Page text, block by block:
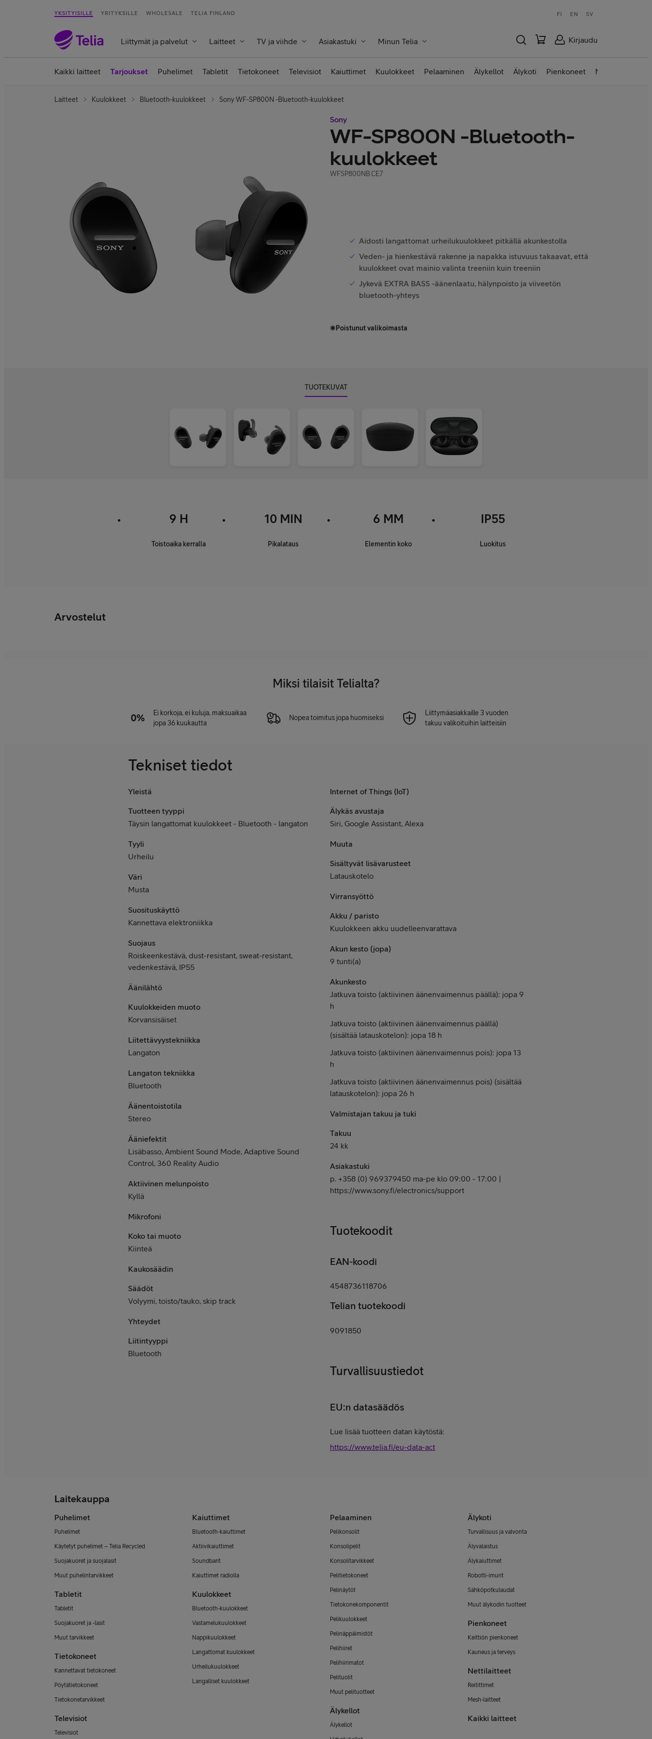
YKSITYISILLE YRITYKSILLE WHOLESALE TELIA FINLAND FI EN SV
Liittymät ja palvelut Laitteet TV ja viihde Asiakastuki Minun Telia Kirjaudu
Kaikki laitteet Tarjoukset Puhelimet Tabletit Tietokoneet Televisiot Kaiuttimet Kuulokkeet Pelaaminen Älykellot Älykoti Pienkoneet Nettilaitteet
Laitteet Kuulokkeet Bluetooth-kuulokkeet Sony WF-SP800N -Bluetooth-kuulokkeet
Sony
WF-SP800N -Bluetooth-
kuulokkeet
WFSP800NB.CE7
Aidosti langattomat urheilukuulokkeet pitkällä akunkestolla
Veden- ja hienkestävä rakenne ja napakka istuvuus takaavat, että
kuulokkeet ovat mainio valinta treeniin kuin treeniin
Jykevä EXTRA BASS -äänenlaatu, hälynpoisto ja viiveetön
bluetooth-yhteys
Poistunut valikoimasta
TUOTEKUVAT
9 H
Toistoaika kerralla
10 MIN
Pikalataus
6 MM
Elementin koko
IP55
Luokitus
Arvostelut
Miksi tilaisit Telialta?
Ei korkoja, ei kuluja, maksuaikaa
jopa 36 kuukautta
Nopea toimitus jopa huomiseksi
Liittymäasiakkaille 3 vuoden
takuu valikoituihin laitteisiin
Tekniset tiedot
Yleistä
Tuotteen tyyppi
Täysin langattomat kuulokkeet - Bluetooth - langaton
Tyyli
Urheilu
Väri
Musta
Suosituskäyttö
Kannettava elektroniikka
Suojaus
Roiskeenkestävä, dust-resistant, sweat-resistant,
vedenkestävä, IP55
Äänilähtö
Kuulokkeiden muoto
Korvansisäiset
Liitettävyystekniikka
Langaton
Langaton tekniikka
Bluetooth
Äänentoistotila
Stereo
Ääniefektit
Lisäbasso, Ambient Sound Mode, Adaptive Sound
Control, 360 Reality Audio
Aktiivinen melunpoisto
Kyllä
Mikrofoni
Koko tai muoto
Kiinteä
Kaukosäädin
Säädöt
Volyymi, toisto/tauko, skip track
Yhteydet
Liitintyyppi
Bluetooth
Internet of Things (IoT)
Älykäs avustaja
Siri, Google Assistant, Alexa
Muuta
Sisältyvät lisävarusteet
Latauskotelo
Virransyöttö
Akku / paristo
Kuulokkeen akku uudelleenvarattava
Akun kesto (jopa)
9 tunti(a)
Akunkesto
Jatkuva toisto (aktiivinen äänenvaimennus päällä): jopa 9
h
Jatkuva toisto (aktiivinen äänenvaimennus päällä)
(sisältää latauskotelon): jopa 18 h
Jatkuva toisto (aktiivinen äänenvaimennus pois): jopa 13
h
Jatkuva toisto (aktiivinen äänenvaimennus pois) (sisältää
latauskotelon): jopa 26 h
Valmistajan takuu ja tuki
Takuu
24 kk
Asiakastuki
p. +358 (0) 969379450 ma-pe klo 09:00 - 17:00 |
https://www.sony.fi/electronics/support
Tuotekoodit
EAN-koodi
4548736118706
Telian tuotekoodi
9091850
Turvallisuustiedot
EU:n datasäädös
Lue lisää tuotteen datan käytöstä:
https://www.telia.fi/eu-data-act
Laitekauppa
Puhelimet
Puhelimet
Käytetyt puhelimet – Telia Recycled
Suojakuoret ja suojalasit
Muut puhelintarvikkeet
Tabletit
Tabletit
Suojakuoret ja -lasit
Muut tarvikkeet
Tietokoneet
Kannettavat tietokoneet
Pöytätietokoneet
Tietokonetarvikkeet
Televisiot
Televisiot
Kaiuttimet
Bluetooth-kaiuttimet
Aktiivikaiuttimet
Soundbarit
Kaiuttimet radiolla
Kuulokkeet
Bluetooth-kuulokkeet
Vastamelukuulokkeet
Nappikuulokkeet
Langattomat kuulokkeet
Urheilukuulokkeet
Langalliset kuulokkeet
Pelaaminen
Pelikonsolit
Konsolipelit
Konsolitarvikkeet
Pelitietokoneet
Pelinäytöt
Tietokonekomponentit
Pelikuulokkeet
Pelinäppäimistöt
Pelihiiret
Pelihiirimatot
Pelituolit
Muut pelituotteet
Älykellot
Älykellot
Älykoti
Turvallisuus ja valvonta
Älyvalaistus
Älykaiuttimet
Robotti-imurit
Sähköpotkulaudat
Muut älykodin tuotteet
Pienkoneet
Keittiön pienkoneet
Kauneus ja terveys
Nettilaitteet
Reitittimet
Mesh-laitteet
Kaikki laitteet